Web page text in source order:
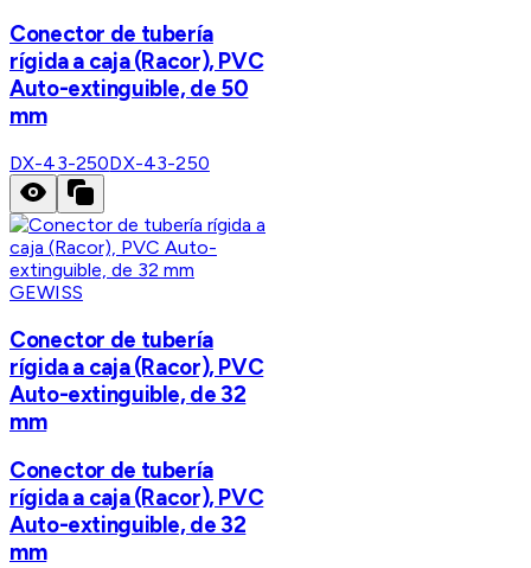
Conector de tubería
rígida a caja (Racor), PVC
Auto-extinguible, de 50
mm
DX-43-250DX-43-250
GEWISS
Conector de tubería
rígida a caja (Racor), PVC
Auto-extinguible, de 32
mm
Conector de tubería
rígida a caja (Racor), PVC
Auto-extinguible, de 32
mm